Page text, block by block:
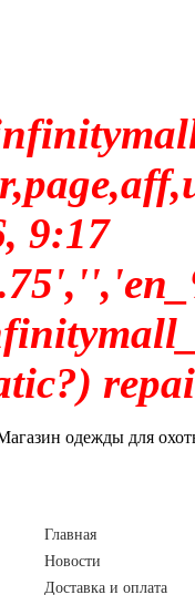
9:17
одежды для
Главная
Новости
Доставка и оплата